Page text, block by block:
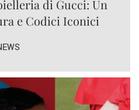
di Gucci: Un
e Codici Iconici